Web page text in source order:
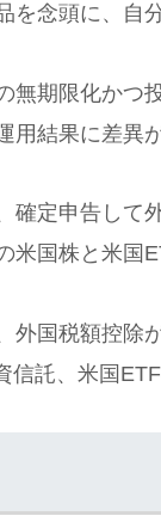
を念頭に、自
無期限化かつ
用結果に差異
確定申告して
米国株と米国
外国税額控除
信託、米国